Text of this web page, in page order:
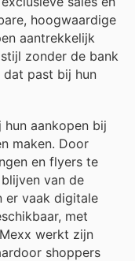
hoogwaardige
aantrekkelijk
zonder de bank
past bij hun
aankopen bij
maken. Door
en flyers te
van de
er vaak digitale
met
werkt zijn
shoppers